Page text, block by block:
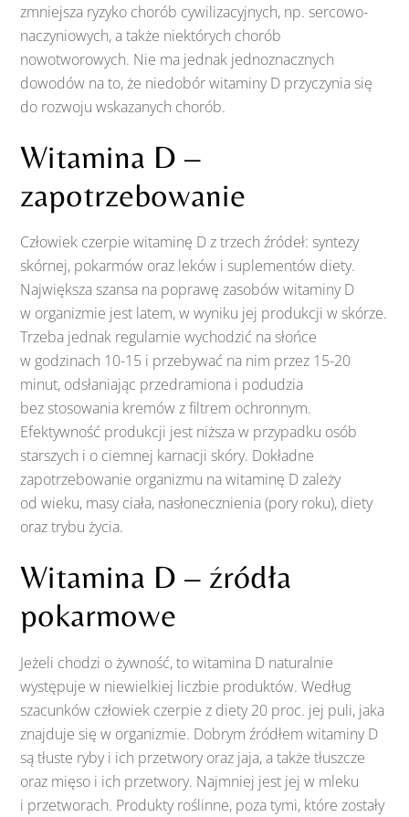
zmniejsza ryzyko chorób cywilizacyjnych, np. sercowo-
naczyniowych, a także niektórych chorób
nowotworowych. Nie ma jednak jednoznacznych
dowodów na to, że niedobór witaminy D przyczynia się
do rozwoju wskazanych chorób.
Witamina D –
zapotrzebowanie
Człowiek czerpie witaminę D z trzech źródeł: syntezy
skórnej, pokarmów oraz leków i suplementów diety.
Największa szansa na poprawę zasobów witaminy D
w organizmie jest latem, w wyniku jej produkcji w skórze.
Trzeba jednak regularnie wychodzić na słońce
w godzinach 10-15 i przebywać na nim przez 15-20
minut, odsłaniając przedramiona i podudzia
bez stosowania kremów z filtrem ochronnym.
Efektywność produkcji jest niższa w przypadku osób
starszych i o ciemnej karnacji skóry. Dokładne
zapotrzebowanie organizmu na witaminę D zależy
od wieku, masy ciała, nasłonecznienia (pory roku), diety
oraz trybu życia.
Witamina D – źródła
pokarmowe
Jeżeli chodzi o żywność, to witamina D naturalnie
występuje w niewielkiej liczbie produktów. Według
szacunków człowiek czerpie z diety 20 proc. jej puli, jaka
znajduje się w organizmie. Dobrym źródłem witaminy D
są tłuste ryby i ich przetwory oraz jaja, a także tłuszcze
oraz mięso i ich przetwory. Najmniej jest jej w mleku
i przetworach. Produkty roślinne, poza tymi, które zostały